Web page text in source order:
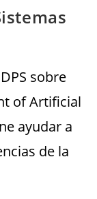
sobre
of Artificial
ayudar a
de la